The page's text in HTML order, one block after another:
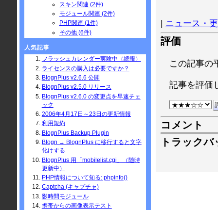
ニュース・
評価
この記事の
記事を評価
コメント
トラックバ
スキン関連 (2件)
モジュール関連 (2件)
PHP関連 (1件)
その他 (6件)
人気記事
フラッシュカレンダー実験中（続報）
ライセンスの購入は必要ですか？
BlognPlus v2.6.6 公開
BlognPlus v2.5.0 リリース
BlognPlus v2.6.0 の変更点を早速チェ
ック
2006年4月17日～23日の更新情報
利用規約
BlognPlus Backup Plugin
Blogn → BlognPlus に移行すると文字
化けする
BlognPlus 用「mobilelist.cgi」（随時
更新中）
PHP情報について知る: phpinfo()
Captcha (キャプチャ)
影時間モジュール
携帯からの画像表示テスト